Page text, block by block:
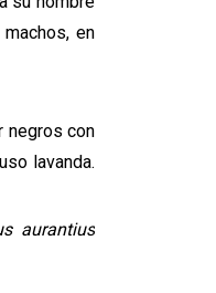
en
negros con
lavanda.
aurantius